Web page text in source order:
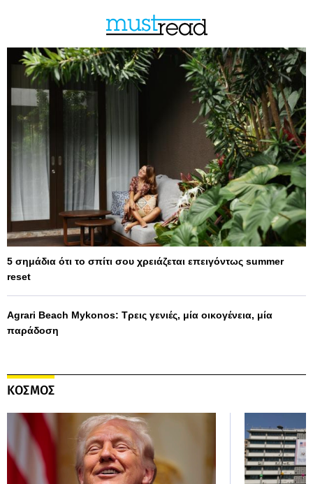
5 σημάδια ότι το σπίτι σου χρειάζεται επειγόντως summer
reset
Agrari Beach Mykonos: Τρεις γενιές, μία οικογένεια, μία
παράδοση
ΚΟΣΜΟΣ